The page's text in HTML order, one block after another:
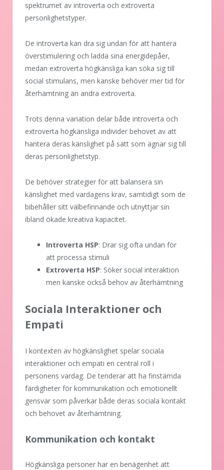
spektrumet av introverta och extroverta
personlighetstyper.
De introverta kan dra sig undan för att hantera
överstimulering och ladda sina energidepåer,
medan extroverta högkänsliga kan söka sig till
social stimulans, men kanske behöver mer tid för
återhämtning än andra extroverta.
Trots denna variation delar både introverta och
extroverta högkänsliga individer behovet av att
hantera deras känslighet på sätt som ägnar sig till
deras personlighetstyp.
De behöver strategier för att balansera sin
känslighet med vardagens krav, samtidigt som de
bibehåller sitt välbefinnande och utnyttjar sin
ibland ökade kreativa kapacitet.
Introverta HSP: Drar sig ofta undan för
att processa stimuli
Extroverta HSP: Söker social interaktion
men kanske också behov av återhämtning
Sociala Interaktioner och
Empati
I kontexten av högkänslighet spelar sociala
interaktioner och empati en central roll i
personens vardag. De tenderar att ha finstämda
färdigheter för kommunikation och emotionellt
gensvar som påverkar både deras sociala kontakt
och behovet av återhämtning.
Kommunikation och kontakt
Högkänsliga personer har en benägenhet att